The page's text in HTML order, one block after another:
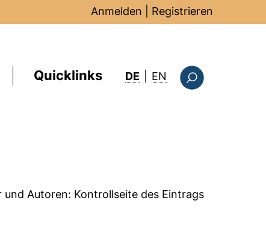
Anmelden Registrieren
Quicklinks DE EN : this page in
und Autoren: Kontrollseite des Eintrags